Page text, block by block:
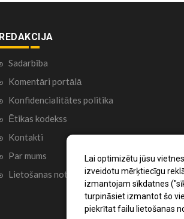
Lai optimizētu jūsu
izveidotu mērķtiecīgu
izmantojam sīkdatnes
turpināsiet izmantot šo
piekrītat failu lietošanas
REDAKCIJA
Sadarbība
Komentāri portālā
Konfidencialitātes politika
Ētikas kodekss
Kontakti
Par mums
Lietošanas noteikumi